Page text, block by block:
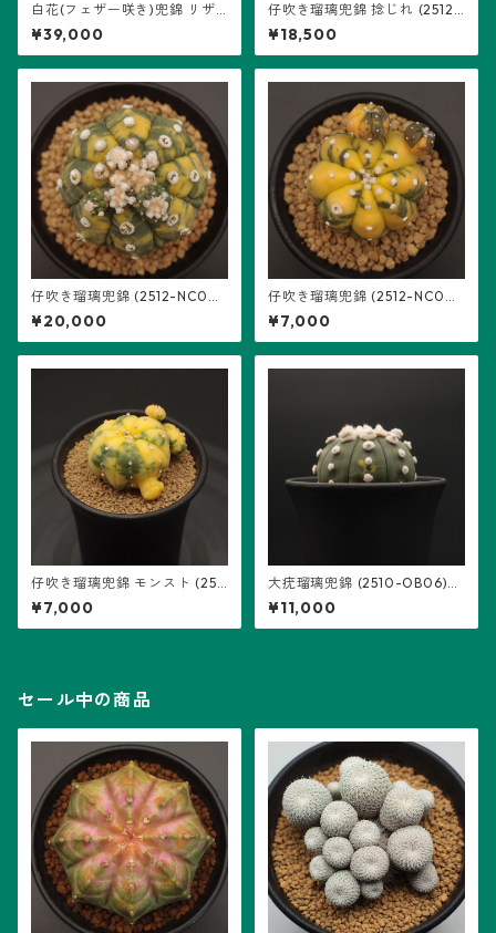
白花(フェザー咲き)兜錦 リザ
ード・スキン (2502-W01)：
アストロフィツム属 ※実生 ※
2026/4/13 再撮影
¥39,000
仔吹き瑠璃兜錦 捻じれ (2512-
NC04)：アストロフィツム属
※実生
¥18,500
仔吹き瑠璃兜錦 (2512-NC0
5)：アストロフィツム属 ※実
生
¥20,000
仔吹き瑠璃兜錦 (2512-NC0
2)：アストロフィツム属 ※実
生
¥7,000
仔吹き瑠璃兜錦 モンスト (251
2-NC01)：アストロフィツム
属 ※実生
¥7,000
大疣瑠璃兜錦 (2510-OB06)：
アストロフィツム属 ※実生
¥11,000
セール中の商品